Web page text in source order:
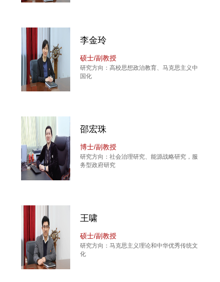
李金玲
硕士/副教授
研究方向：高校思想政治教育、马克思主义中
国化
邵宏珠
博士/副教授
研究方向：社会治理研究、能源战略研究，服
务型政府研究
王啸
硕士/副教授
研究方向：马克思主义理论和中华优秀传统文
化